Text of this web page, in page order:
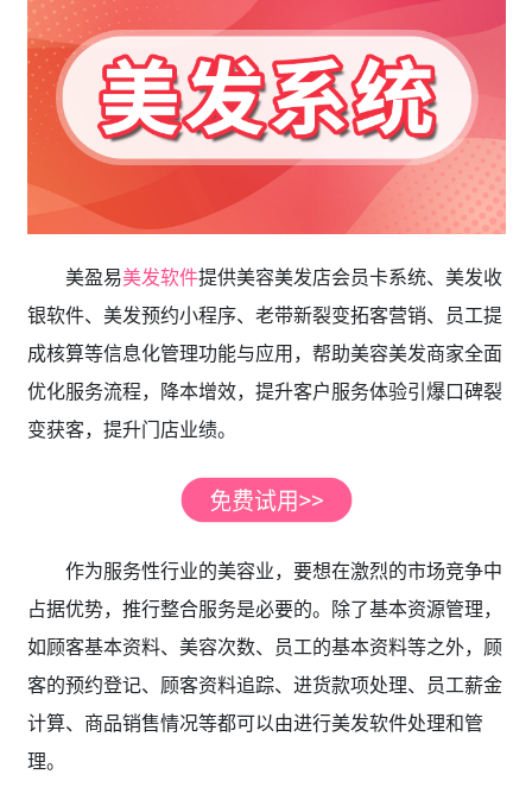
美盈易美发软件提供美容美发店会员卡系统、美发收
银软件、美发预约小程序、老带新裂变拓客营销、员工提
成核算等信息化管理功能与应用，帮助美容美发商家全面
优化服务流程，降本增效，提升客户服务体验引爆口碑裂
变获客，提升门店业绩。
作为服务性行业的美容业，要想在激烈的市场竞争中
占据优势，推行整合服务是必要的。除了基本资源管理，
如顾客基本资料、美容次数、员工的基本资料等之外，顾
客的预约登记、顾客资料追踪、进货款项处理、员工薪金
计算、商品销售情况等都可以由进行美发软件处理和管
理。